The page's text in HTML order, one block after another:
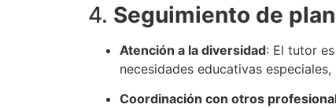
4. Seguimiento de
Atención a la diversidad: El tutor
necesidades educativas
Coordinación con otros